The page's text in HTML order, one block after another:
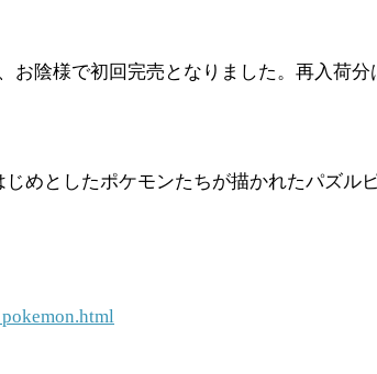
陰様で初回完売となりました。再入荷分
めとしたポケモンたちが描かれたパズ